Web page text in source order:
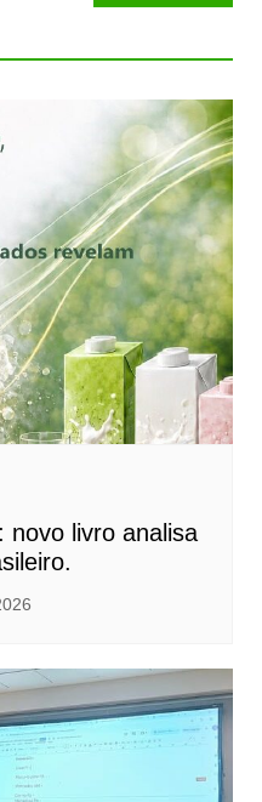
novo livro analisa